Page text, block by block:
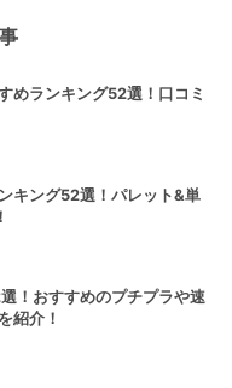
めランキング52選！口コミ
キング52選！パレット&単
！おすすめのプチプラや速
紹介！